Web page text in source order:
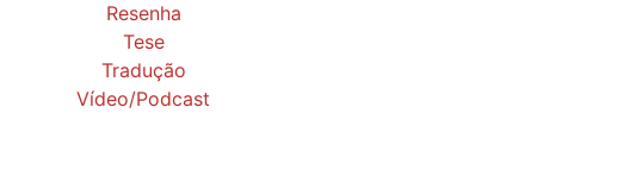
Resenha
Tese
Tradução
Vídeo/Podcast